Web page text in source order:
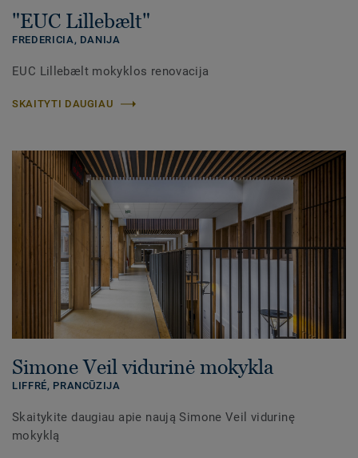
"EUC Lillebælt"
FREDERICIA, DANIJA
EUC Lillebælt mokyklos renovacija
SKAITYTI DAUGIAU
Simone Veil vidurinė mokykla
LIFFRÉ, PRANCŪZIJA
Skaitykite daugiau apie naują Simone Veil vidurinę
mokyklą